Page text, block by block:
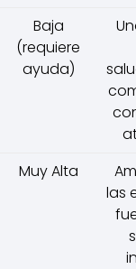
Baja
(requiere
ayuda)
Muy Alta
las